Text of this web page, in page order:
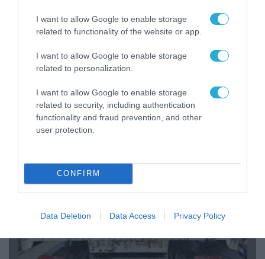
I want to allow Google to enable storage
related to functionality of the website or app.
I want to allow Google to enable storage
related to personalization.
I want to allow Google to enable storage
related to security, including authentication
functionality and fraud prevention, and other
user protection.
CONFIRM
Data Deletion Data Access Privacy Policy
07.08.2026 | 20:02
Ο Γιάννης Αλαφούζος «τέλειωσε» τον
Κωνσταντίνο Ζούλα από τον ΣΚΑΪ – Ο λόγος της
απομάκρυνσής του